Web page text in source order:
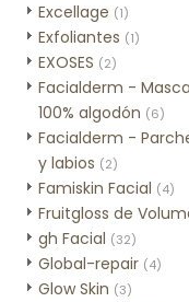
Excellage (1)
Exfoliantes (1)
EXOSES (2)
Facialderm -
100% algodón (6)
Facialderm -
y labios (2)
Famiskin Facial (4)
Fruitgloss de
gh Facial (32)
Global-repair (4)
Glow Skin (3)